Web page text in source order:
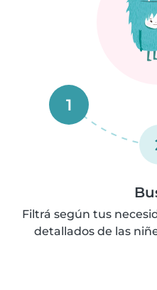
1
Filtrá según tus
detallados de las